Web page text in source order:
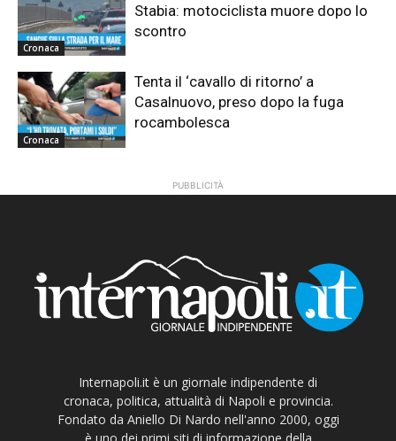
Cronaca
Stabia: motociclista muore dopo lo
scontro
Cronaca
Tenta il ‘cavallo di ritorno’ a
Casalnuovo, preso dopo la fuga
rocambolesca
PUBBLICITÀ
Internapoli.it è un giornale indipendente di
cronaca, politica, attualità di Napoli e provincia.
Fondato da Aniello Di Nardo nell'anno 2000, oggi